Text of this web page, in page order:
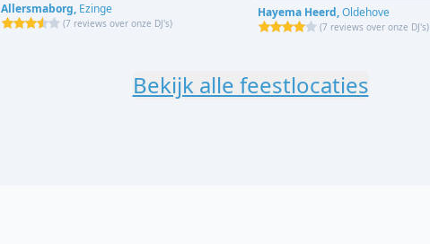
Allersmaborg, Ezinge
(7 reviews over onze DJ's)
Hayema Heerd,Oldehove
(7 reviews over onze DJ's)
Bekijk alle feestlocaties